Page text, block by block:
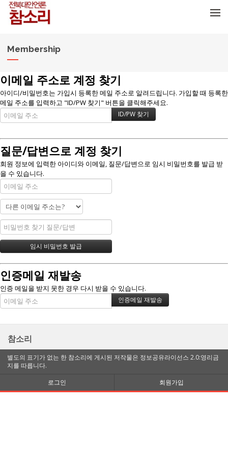
Membership
이메일 주소로 계정 찾기
아이디/비밀번호는 가입시 등록한 메일 주소로 알려드립니다. 가입할 때 등록한
메일 주소를 입력하고 "ID/PW 찾기" 버튼을 클릭해주세요.
질문/답변으로 계정 찾기
회원 정보에 입력한 아이디와 이메일, 질문/답변으로 임시 비밀번호를 발급 받
을 수 있습니다.
인증메일 재발송
인증 메일을 받지 못한 경우 다시 받을 수 있습니다.
참소리
별도의 표기가 없는 한 참소리에 게시된 저작물은 정보공유라이선스 2.0:영리금
지를 따릅니다.
로그인
회원가입